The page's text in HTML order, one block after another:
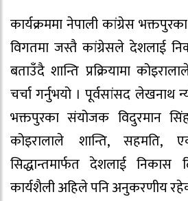
कार्यक्रममा नेपाली कांग्रेस
विगतमा जस्तै कांग्रेसले देशलाई
बताउँदै शान्ति प्रक्रियामा
चर्चा गर्नुभयो । पूर्वसांसद लेखनाथ
भक्तपुरका संयोजक विदुरमान
कोइरालाले शान्ति, सहमति,
सिद्धान्तमार्फत देशलाई
कार्यशैली अहिले पनि अनुकरणीय